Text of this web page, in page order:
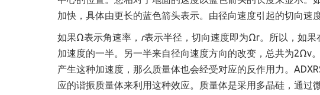
加快，具体由更长的蓝色箭头表示。由径向速度引起的切向速
如果Ω表示角速率， r表示半径，切向速度即为Ωr。所以，如
加速度的一半。另一半来自径向速度方向的改变，总共为
产生这种加速度，那么质量体也会经受对应的反作用力。
应的谐振质量体来利用这种效应。质量体是采用多晶硅，通